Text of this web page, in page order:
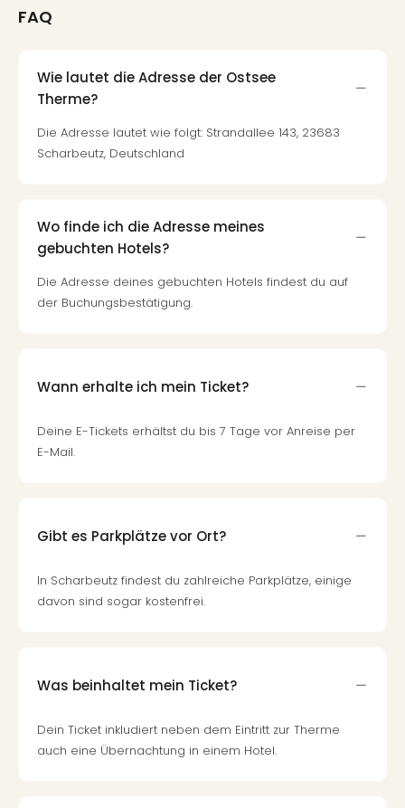
FAQ
Wie lautet die Adresse der Ostsee
Therme?
Die Adresse lautet wie folgt: Strandallee 143, 23683
Scharbeutz, Deutschland
Wo finde ich die Adresse meines
gebuchten Hotels?
Die Adresse deines gebuchten Hotels findest du auf
der Buchungsbestätigung.
Wann erhalte ich mein Ticket?
Deine E-Tickets erhältst du bis 7 Tage vor Anreise per
E-Mail.
Gibt es Parkplätze vor Ort?
In Scharbeutz findest du zahlreiche Parkplätze, einige
davon sind sogar kostenfrei.
Was beinhaltet mein Ticket?
Dein Ticket inkludiert neben dem Eintritt zur Therme
auch eine Übernachtung in einem Hotel.